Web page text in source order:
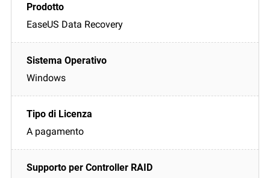
EaseUS Data Recovery
Windows
A pagamento